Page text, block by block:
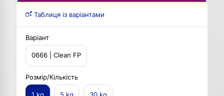
Таблиця із варіантами
Варіант
0666 | Clean FP
Розмір/Кількість